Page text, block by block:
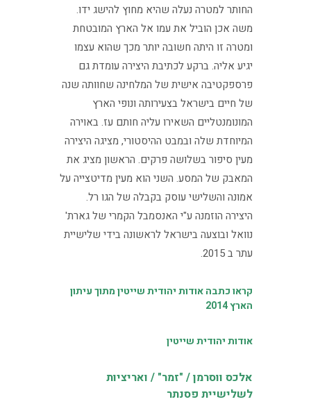
החותר למטרה נעלה שהיא מחוץ להישג ידו.
משה אכן הוביל את עמו אל הארץ המובטחת
ומטרה זו היתה חשובה יותר מכך שהוא עצמו
יגיע אליה. ברקע לכתיבת היצירה עומדת גם
פרספקטיבה אישית של המלחינה שחוותה שנה
של חיים בישראל בצעירותה ונופי הארץ
המונומנטליים השאירו עליה חותם עז. באוירה
המיוחדת שלה ובמבט ההיסטורי, מציגה היצירה
מעין סיפור בשלושה פרקים. הראשון מציג את
המאבק של המסע. השני הוא מעין מדיטצייה על
אמונה והשלישי עוסק בקבלה של הגו רל.
היצירה הוזמנה ע"י האנסמבל הקמרי של גארת'
נוואל ובוצעה בישראל לראשונה בידי שלישיית
עתר ב 2015.
קראו כתבה אודות יהודית שייטין מתוך עיתון
הארץ 2014
אודות יהודית שייטין
אלכס ווסרמן / "זמר" / ואריציות
לשלישיית פסנתר